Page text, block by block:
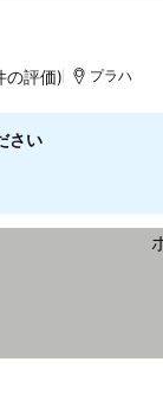
の評価) プラハ
さい